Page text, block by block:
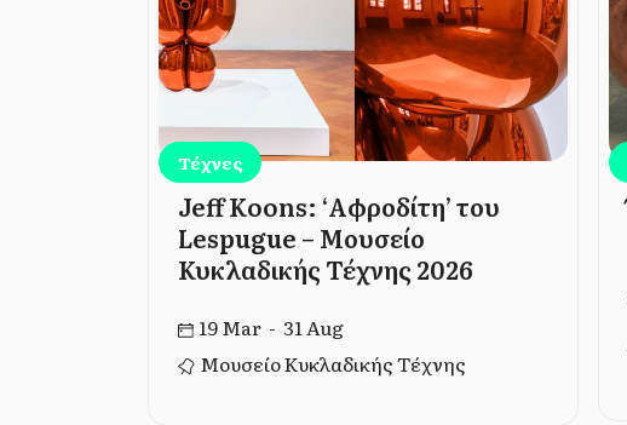
Τέχνες
Jeff Koons: ‘Αφροδίτη’ του
Lespugue – Μουσείο
Κυκλαδικής Τέχνης 2026
19 Mar - 31 Aug
Μουσείο Κυκλαδικής Τέχνης